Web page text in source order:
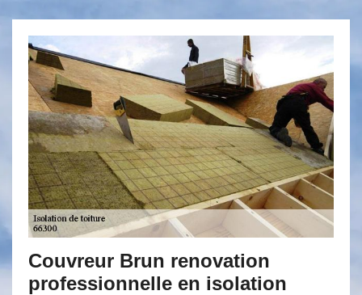
Brun renovation
en isolation
Brun
travaux